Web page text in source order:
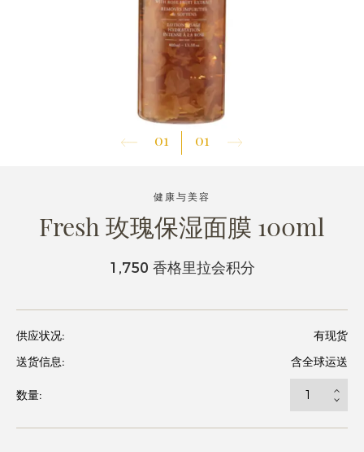
01 01
健康与美容
Fresh 玫瑰保湿面膜 100ml
1,750 香格里拉会积分
供应状况:
有现货
送货信息:
含全球运送
数量: